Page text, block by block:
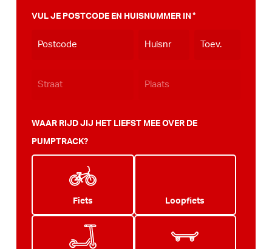
VUL JE POSTCODE EN HUISNUMMER IN *
WAAR RIJD JIJ HET LIEFST MEE OVER DE
PUMPTRACK?
Fiets Loopfiets